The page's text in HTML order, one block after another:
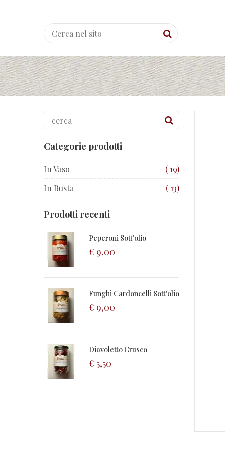
Chips di Peperone Crusco
Categorie prodotti
In Vaso
( 19)
In Busta
( 13)
Prodotti recenti
Peperoni Sott'olio
€ 9,00
Funghi Cardoncelli Sott'olio
€ 9,00
Diavoletto Crusco
€ 5,50